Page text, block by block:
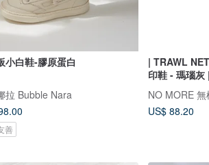
小白鞋-膠原蛋白
拉 Bubble Nara
善
| TRAWL
印鞋 - 瑪瑙灰 |
NO MORE 無
US$ 88.20